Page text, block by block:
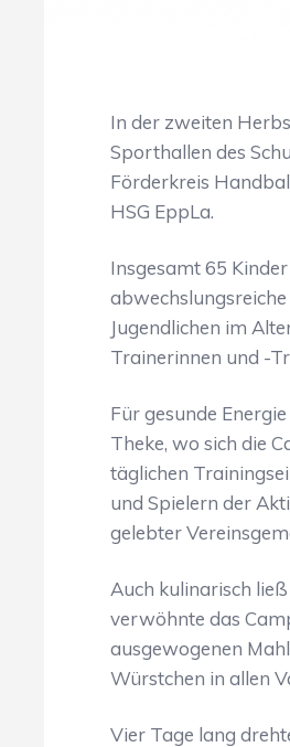
In der zweiten
Sporthallen des
Förderkreis
HSG EppLa.
Insgesamt 65
Jugendlichen im
Trainerinnen und -
Für gesunde
Theke, wo sich die
täglichen
und Spielern der
gelebter
Auch kulinarisch
verwöhnte das
ausgewogenen
Würstchen in allen
Vier Tage lang